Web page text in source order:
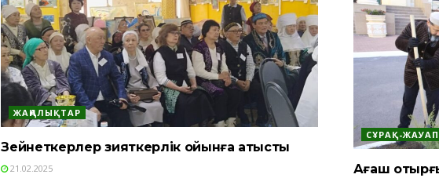
ЖАҢАЛЫҚТАР
Зейнеткерлер зияткерлік ойынға қатысты
21.02.2025
СҰРАҚ-ЖАУАП
Ағаш